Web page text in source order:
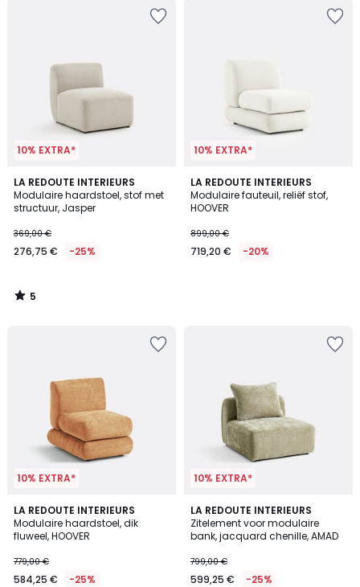
10% EXTRA*
LA REDOUTE INTERIEURS
Modulaire haardstoel, stof met
structuur, Jasper
369,00 €
276,75 € -25%
5
/
5
5
/
10% EXTRA*
LA REDOUTE INTERIEURS
Modulaire fauteuil, reliëf stof,
HOOVER
899,00 €
719,20 € -20%
10% EXTRA*
LA REDOUTE INTERIEURS
Modulaire haardstoel, dik
fluweel, HOOVER
779,00 €
584,25 € -25%
3
Kleuren
10% EXTRA*
LA REDOUTE INTERIEURS
Zitelement voor modulaire
bank, jacquard chenille, AMAD
799,00 €
599,25 € -25%
3
Kleuren